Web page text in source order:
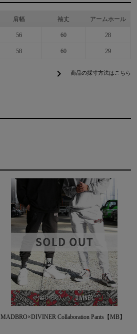
肩幅 袖丈 アームホール
56 60 28
58 60 29
chevron_right 商品の採寸方法はこちら
MADBRO×DIVINER Collaboration Pants【MB】